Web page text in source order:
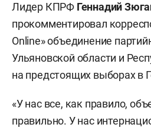
Лидер КПРФ Геннадий
прокомментировал
Online» объединение
Ульяновской области и
на предстоящих выборахв
«У нас все, как правило,
правильно. У нас